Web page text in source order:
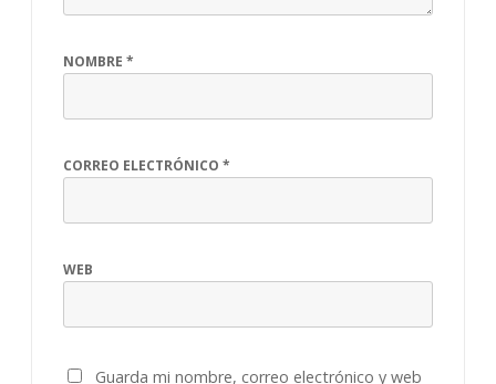
NOMBRE *
CORREO ELECTRÓNICO *
WEB
Guarda mi nombre, correo electrónico y web